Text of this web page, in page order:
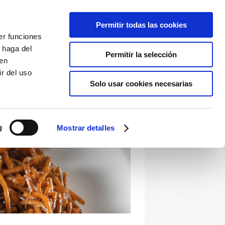
funciones
del
del uso
Mostrar detalles
Permitir todas las cookies
Permitir la selección
Solo usar cookies necesarias